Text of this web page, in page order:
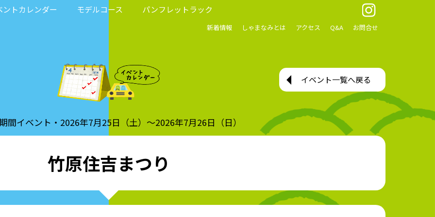
ントカレンダー モデルコース パンフレットラック
新着情報 しゃまなみとは アクセス Q&A お問合せ
間イベント・2026年7月25日（土）～2026年7月26日（日）
イベント一覧へ戻る
竹原住吉まつり